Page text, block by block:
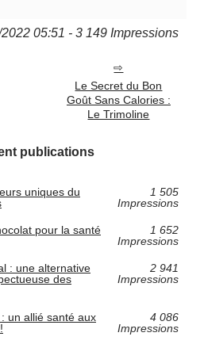
05:51 - 3 149 Impressions
Le Secret du Bon
Goût Sans Calories :
Le Trimoline
publications
uniques du
1 505
Impressions
pour la santé
1 652
Impressions
: une alternative
des
2 941
Impressions
un allié santé aux
4 086
Impressions